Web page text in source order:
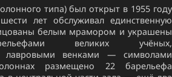
типа) был открыт в 1955 году
лет обслуживал единственную
белым мрамором и украшены
великих учёных,
лавровыми венками — символами
размещено 22 барельефа